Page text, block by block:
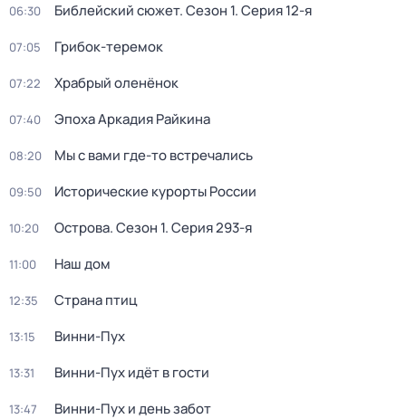
06:30 Библейский сюжет. Сезон 1. Серия 12-я
07:05 Грибок-теремок
07:22 Храбрый оленёнок
07:40 Эпоха Аркадия Райкина
08:20 Мы с вами где-то встречались
09:50 Исторические курорты России
10:20 Острова. Сезон 1. Серия 293-я
11:00 Наш дом
12:35 Страна птиц
13:15 Винни-Пух
13:31 Винни-Пух идёт в гости
13:47 Винни-Пух и день забот